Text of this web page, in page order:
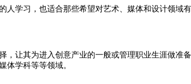
人学习，也适合那些希望对艺术、媒体和设计领域
让其为进入创意产业的一般或管理职业生涯做准
体学科等等领域。